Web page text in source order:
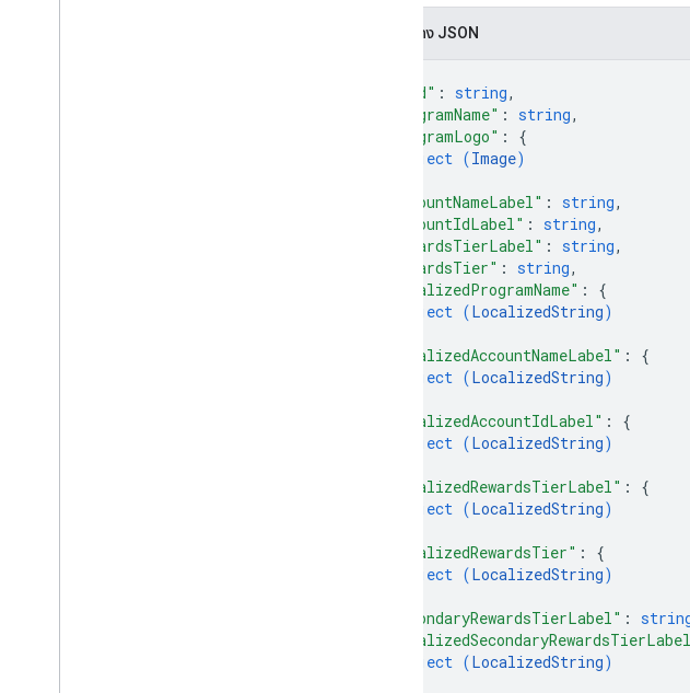
การแสดง JSON
"kind" : string,
"programName" : string,
"programLogo" : {
object (Image)
"accountNameLabel" : string,
"accountIdLabel" : string,
"rewardsTierLabel" : string,
"rewardsTier" : string,
"localizedProgramName" : {
object (LocalizedString)
"localizedAccountNameLabel" : {
object (LocalizedString)
"localizedAccountIdLabel" : {
object (LocalizedString)
"localizedRewardsTierLabel" : {
object (LocalizedString)
"localizedRewardsTier" : {
object (LocalizedString)
"secondaryRewardsTierLabel" :
object (LocalizedString)